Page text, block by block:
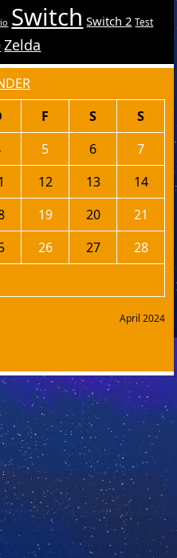
Switch Switch 2 Test
Zelda
April 2024
F S
S
5 6
7
12 13
14
19 20
21
26 27
28